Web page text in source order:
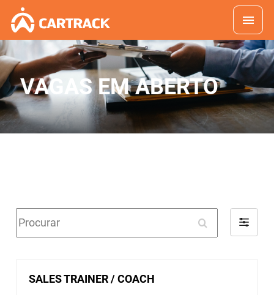
VAGAS EM ABERTO
Procurar
Filter
SALES TRAINER / COACH